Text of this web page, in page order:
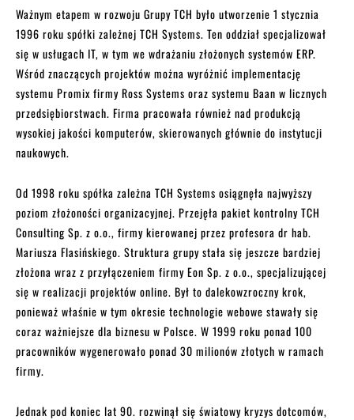
Ważnym etapem w rozwoju Grupy TCH było utworzenie 1 stycznia
1996 roku spółki zależnej TCH Systems. Ten oddział specjalizował
się w usługach IT, w tym we wdrażaniu złożonych systemów ERP.
Wśród znaczących projektów można wyróżnić implementację
systemu Promix firmy Ross Systems oraz systemu Baan w licznych
przedsiębiorstwach. Firma pracowała również nad produkcją
wysokiej jakości komputerów, skierowanych głównie do instytucji
naukowych.
Od 1998 roku spółka zależna TCH Systems osiągnęła najwyższy
poziom złożoności organizacyjnej. Przejęła pakiet kontrolny TCH
Consulting Sp. z o.o., firmy kierowanej przez profesora dr hab.
Mariusza Flasińskiego. Struktura grupy stała się jeszcze bardziej
złożona wraz z przyłączeniem firmy Eon Sp. z o.o., specjalizującej
się w realizacji projektów online. Był to dalekowzroczny krok,
ponieważ właśnie w tym okresie technologie webowe stawały się
coraz ważniejsze dla biznesu w Polsce. W 1999 roku ponad 100
pracowników wygenerowało ponad 30 milionów złotych w ramach
firmy.
Jednak pod koniec lat 90. rozwinął się światowy kryzys dotcomów,